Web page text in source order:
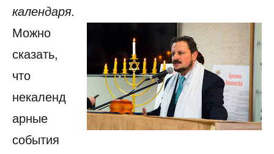
календаря.
Можно
сказать,
что
некаленд
арные
события